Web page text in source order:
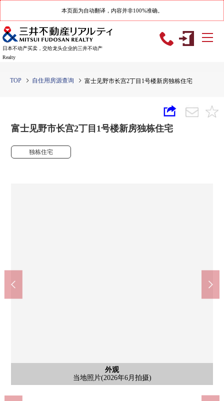
本页面为自动翻译，内容并非100%准确。
日本不动产买卖，交给龙头企业的三井不动产
Realty
TOP 自住用房源查询 富士见野市长宫2丁目1号楼新房独栋住宅
富士见野市长宫2丁目1号楼新房独栋住宅
独栋住宅
外观
当地照片(2026年6月拍摄)
外观
当地照片(2026年6月拍摄)
含有前面道路的外观
富士见野市立福冈小学(约270m)
富士见野市立花的树中学(约690m)
共MODI饭田筑地商店(约410m)
上福冈松山邮局(约530m)
Lawson富士见野松山店(约670m)
永旺TOWN富士见野(约760m)
水天宫公园(约1000m)
看doragguseimusu富士见野清商店(约1020m)
富士见野市政府(约1020m)